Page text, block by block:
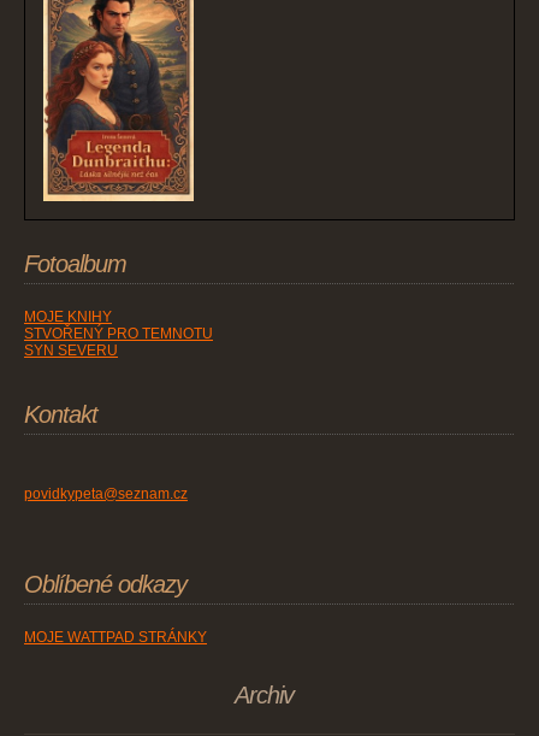
Fotoalbum
MOJE KNIHY
STVOŘENÝ PRO TEMNOTU
SYN SEVERU
Kontakt
povidkypeta@seznam.cz
Oblíbené odkazy
MOJE WATTPAD STRÁNKY
Archiv